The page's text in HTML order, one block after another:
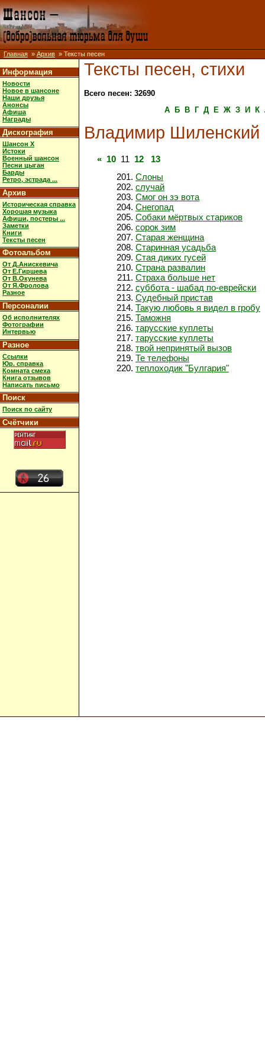
Главная » Архив » Тексты песен
Информация
Новости
Новое в шансоне
Наши друзья
Анонсы
Афиша
Награды
Дискография
Шансон X
Истоки
Военный шансон
Песни цыган
Барды
Ретро, эстрада ...
Архив
Историческая справка
Хорошая музыка
Афиши, постеры ...
Заметки
Книги
Тексты песен
Фотоальбом
От Д.Анискевича
От Е.Гиршева
От В.Окунева
От Я.Фролова
Разное
Персоналии
Об исполнителях
Фотографии
Интервью
Разное
Ссылки
Юр. справка
Комната смеха
Книга отзывов
Написать письмо
Поиск
Поиск по сайту
Счётчики
Тексты песен, стихи
Всего песен: 32690
А
Б В Г Д Е Ж З И К
Владимир Шиленский
« 10 11 12
13
Слоны
случай
Смог он зэ вота
Снегопад
Собаки мёртвых стариков
сорок зим
Старая женщина
Старинная усадьба
Стая диких гусей
Страна развалин
Страха больше нет
суббота - шабад по-еврейски
Судебный пристав
Такую любовь я видел в гробу
Таможня
тарусские куплеты
тарусские куплеты
твой непринятый вызов
Те телефоны
теплоходик "Булгария"